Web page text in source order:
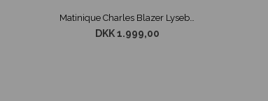
Matinique Charles Blazer Lyseblå
DKK 1.999,00